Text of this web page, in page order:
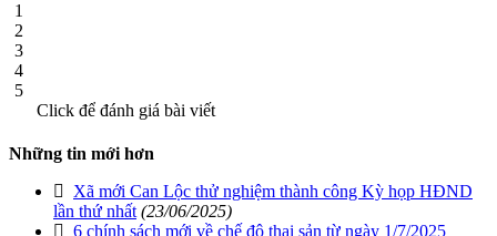
1
2
3
4
5
Click để đánh giá bài viết
Những tin mới hơn
Xã mới Can Lộc thử nghiệm thành công Kỳ họp HĐND
lần thứ nhất (23/06/2025)
6 chính sách mới về chế độ thai sản từ ngày 1/7/2025